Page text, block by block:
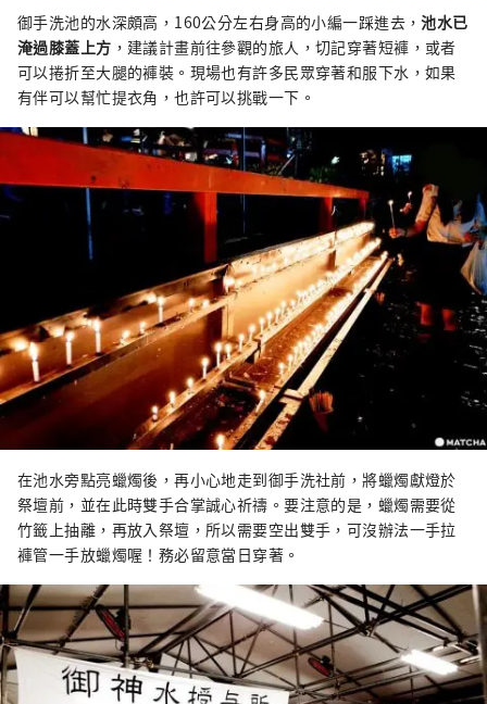
御手洗池的水深頗高，160公分左右身高的小編一踩進去，池水已
淹過膝蓋上方 ，建議計畫前往參觀的旅人，切記穿著短褲，或者
可以捲折至大腿的褲裝。現場也有許多民眾穿著和服下水，如果
有伴可以幫忙提衣角，也許可以挑戰一下。
在池水旁點亮蠟燭後，再小心地走到御手洗社前，將蠟燭獻燈於
祭壇前，並在此時雙手合掌誠心祈禱。要注意的是，蠟燭需要從
竹籤上抽離，再放入祭壇，所以需要空出雙手，可沒辦法一手拉
褲管一手放蠟燭喔！務必留意當日穿著。